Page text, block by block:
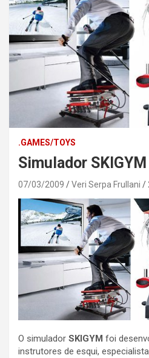
.GAMES/TOYS
Simulador SKIGYM
07/03/2009 Veri Serpa Frullani
O simulador SKIGYM foi
instrutores de esqui,